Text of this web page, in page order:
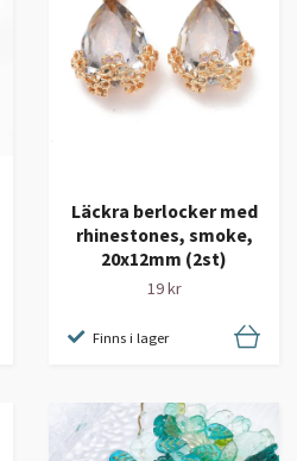
Läckra berlocker med
rhinestones, smoke,
20x12mm (2st)
19 kr
Finns i lager